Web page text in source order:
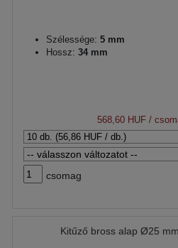
Szélessége: 5 mm
Hossz: 34 mm
568,60 HUF/
csomag
Kitűző bross alap Ø25